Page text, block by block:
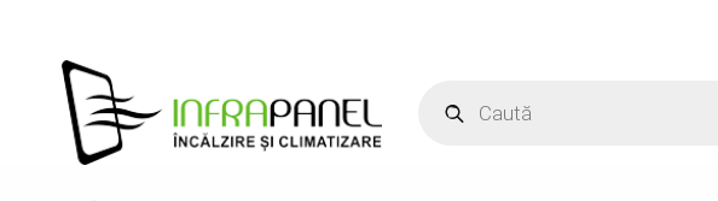
search